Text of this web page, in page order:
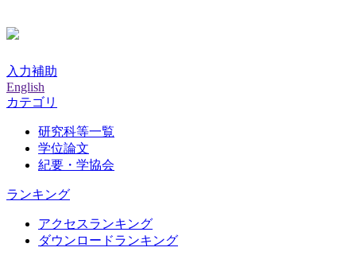
入力補助
English
カテゴリ
研究科等一覧
学位論文
紀要・学協会
ランキング
アクセスランキング
ダウンロードランキング